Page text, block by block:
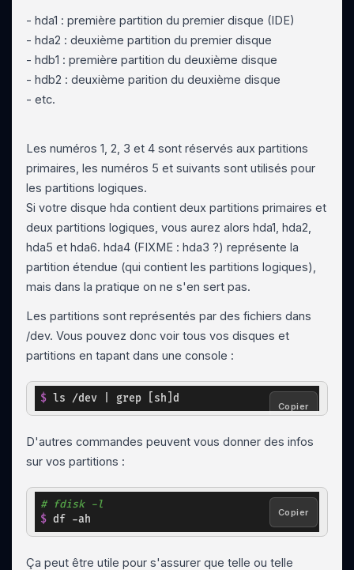
- hda1 : première partition du premier disque (IDE)
- hda2 : deuxième partition du premier disque
- hdb1 : première partition du deuxième disque
- hdb2 : deuxième parition du deuxième disque
- etc.
Les numéros 1, 2, 3 et 4 sont réservés aux partitions
primaires, les numéros 5 et suivants sont utilisés pour
les partitions logiques.
Si votre disque hda contient deux partitions primaires et
deux partitions logiques, vous aurez alors hda1, hda2,
hda5 et hda6. hda4 (FIXME : hda3 ?) représente la
partition étendue (qui contient les partitions logiques),
mais dans la pratique on ne s'en sert pas.
Les partitions sont représentés par des fichiers dans
/dev. Vous pouvez donc voir tous vos disques et
partitions en tapant dans une console :
copy
$ ls /dev | grep [sh]d
Copier
D'autres commandes peuvent vous donner des infos
sur vos partitions :
copy
# fdisk -l
$ df -ah
Copier
Ça peut être utile pour s'assurer que telle ou telle